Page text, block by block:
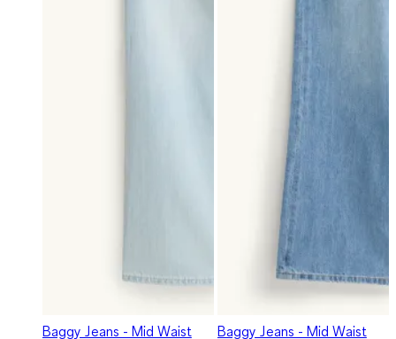
Baggy Jeans - Mid Waist
Baggy Jeans - Mid Waist